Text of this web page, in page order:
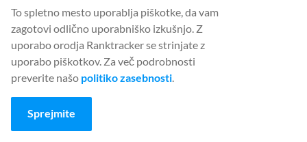
SERP Checker
Web Audit
Backlink Checker
Backlink Monitor
AI Article Writer
To spletno mesto uporablja piškotke, da vam
zagotovi odlično uporabniško izkušnjo. Z
uporabo orodja Ranktracker se strinjate z
uporabo piškotkov. Za več podrobnosti
preverite našo politiko zasebnosti.
Sprejmite